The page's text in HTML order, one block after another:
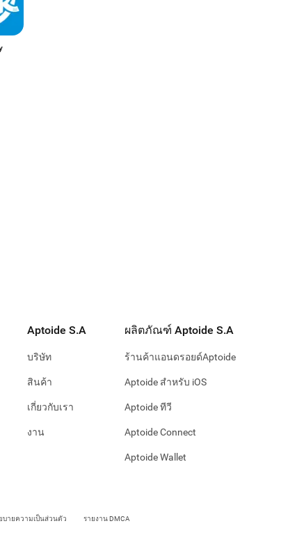
บายความเป็นส่วนตัว รายงาน DMCA
Aptoide S.A
บริษัท
สินค้า
เกี่ยวกับเรา
งาน
ผลิตภัณฑ์ Aptoide S.A
ร้านค้าแอนดรอยด์Aptoide
Aptoide สำหรับ iOS
Aptoide ทีวี
Aptoide Connect
Aptoide Wallet